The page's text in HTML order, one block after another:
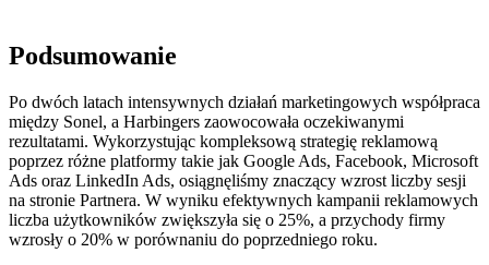
Podsumowanie
Po dwóch latach intensywnych działań marketingowych współpraca
między Sonel, a Harbingers zaowocowała oczekiwanymi
rezultatami. Wykorzystując kompleksową strategię reklamową
poprzez różne platformy takie jak Google Ads, Facebook, Microsoft
Ads oraz LinkedIn Ads, osiągnęliśmy znaczący wzrost liczby sesji
na stronie Partnera. W wyniku efektywnych kampanii reklamowych
liczba użytkowników zwiększyła się o 25%, a przychody firmy
wzrosły o 20% w porównaniu do poprzedniego roku.